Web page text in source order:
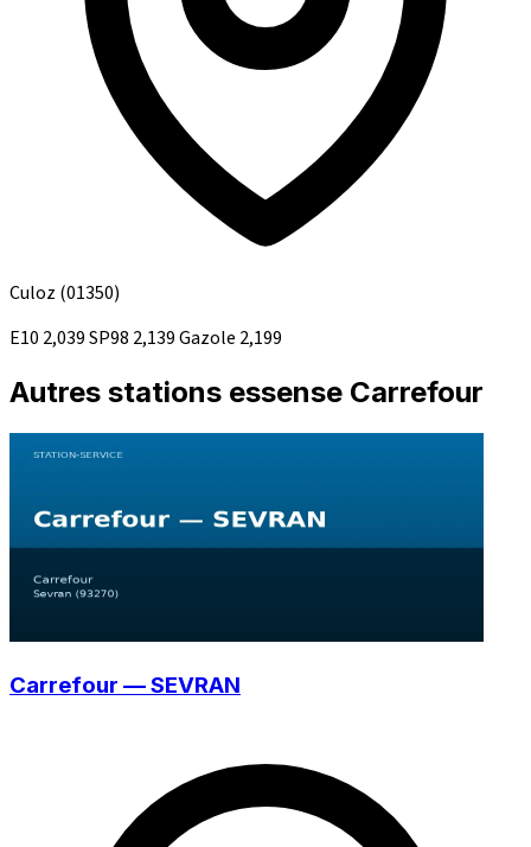
Culoz (01350)
E10 2,039SP98 2,139Gazole 2,199
Autres stations essense Carrefour
Carrefour — SEVRAN